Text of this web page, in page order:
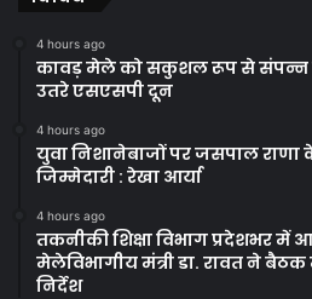
4 hours ago
कावड़ मेले को सकुशल रूप से संपन्न
उतरे एसएसपी दून
4 hours ago
युवा निशानेबाजों पर जसपाल
जिम्मेदारी : रेखा आर्या
4 hours ago
तकनीकी शिक्षा विभाग प्रदेशभर में
मेलेविभागीय मंत्री डा. रावत ने बैठक
निर्देश